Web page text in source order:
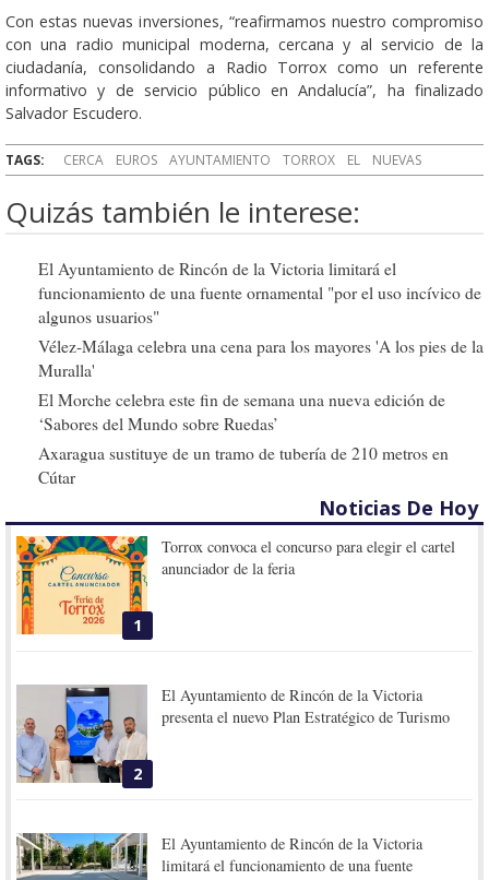
Con estas nuevas inversiones, “reafirmamos nuestro compromiso
con una radio municipal moderna, cercana y al servicio de la
ciudadanía, consolidando a Radio Torrox como un referente
informativo y de servicio público en Andalucía”, ha finalizado
Salvador Escudero.
TAGS: CERCA EUROS AYUNTAMIENTO TORROX EL NUEVAS
Quizás también le interese:
El Ayuntamiento de Rincón de la Victoria limitará el
funcionamiento de una fuente ornamental "por el uso incívico de
algunos usuarios"
Vélez-Málaga celebra una cena para los mayores 'A los pies de la
Muralla'
El Morche celebra este fin de semana una nueva edición de
‘Sabores del Mundo sobre Ruedas’
Axaragua sustituye de un tramo de tubería de 210 metros en
Cútar
Noticias De Hoy
1
Torrox convoca el concurso para elegir el cartel
anunciador de la feria
2
El Ayuntamiento de Rincón de la Victoria
presenta el nuevo Plan Estratégico de Turismo
El Ayuntamiento de Rincón de la Victoria
limitará el funcionamiento de una fuente